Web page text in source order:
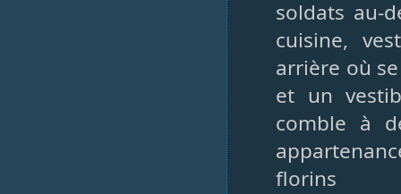
soldats au-
cuisine,
arrière où
et un
comble à
florins